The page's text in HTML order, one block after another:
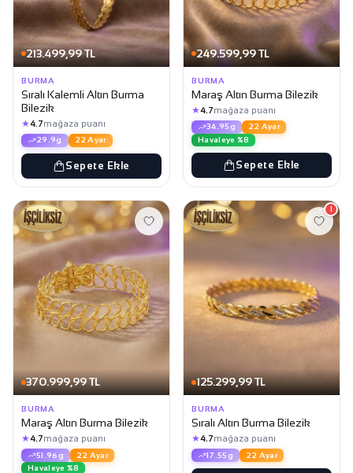
213.499,99 TL
BURMA
Sıralı Kalemli Altın Burma
Bilezik
★4.7mağaza puanı
29.9g 22 Ayar
Sepete Ekle
249.599,99 TL
BURMA
Maraş Altın Burma Bilezik
★4.7mağaza puanı
34.95g
22 Ayar
Havaleye %8
Sepete Ekle
370.999,99 TL
BURMA
Maraş Altın Burma Bilezik
★4.7mağaza puanı
51.96g
22 Ayar
Havaleye %8
125.299,99 TL
1
BURMA
Sıralı Altın Burma Bilezik
★4.7mağaza puanı
17.55g 22 Ayar